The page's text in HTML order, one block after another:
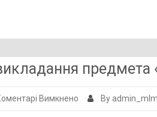
предмета
Вимкнено до
By